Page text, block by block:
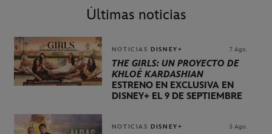
Últimas noticias
NOTICIAS DISNEY+ 7 Ago.
THE GIRLS: UN PROYECTO DE
KHLOÉ KARDASHIAN
ESTRENO EN EXCLUSIVA EN
DISNEY+ EL 9 DE SEPTIEMBRE
NOTICIAS DISNEY+ 5 Ago.